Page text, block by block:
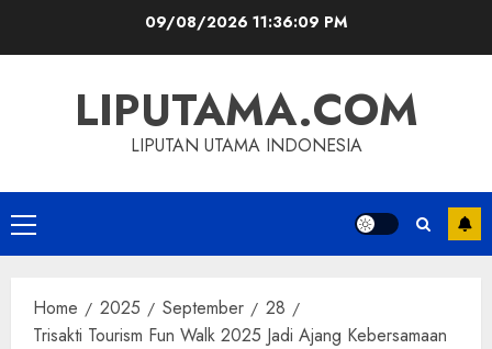
09/08/202611:36:10 PM
LIPUTAMA.COM
LIPUTAN UTAMA INDONESIA
Primary
Menu
Home 2025 September
28
Trisakti Tourism Fun Walk 2025 Jadi Ajang Kebersamaan